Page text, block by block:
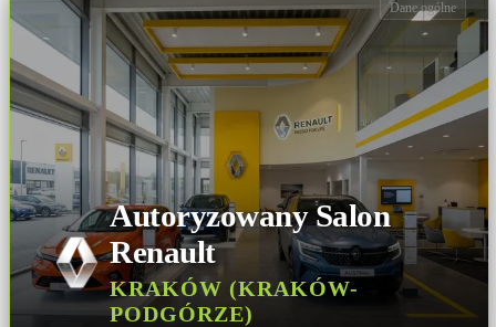
Autoryzowany Salon
Renault
KRAKÓW (KRAKÓW-
PODGÓRZE)
Dane ogólne